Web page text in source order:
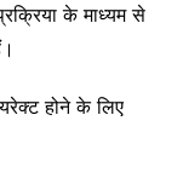
के माध्यम से
होने के लिए